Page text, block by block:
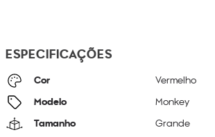
ESPECIFICAÇÕES
Cor Vermelho
Modelo Monkey
Tamanho Grande